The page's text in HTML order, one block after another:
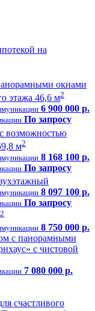
на
окнами
этажа 46,6 м2
6 900 000 р.
По запросу
с возможностью
м2
8 168 100 р.
По запросу
8 097 100 р.
По запросу
2
8 750 000 р.
с панорамными
с чистовой
7 080 000 р.
счастливого